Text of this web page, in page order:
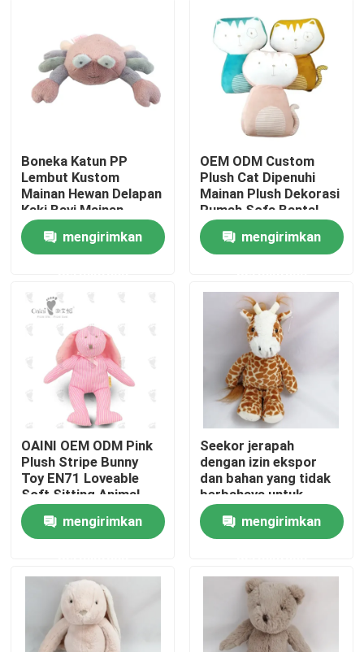
Rumah
Produk
Tentang kami
Tur Pabrik
Kontrol kualitas
Hubungi kami
Berita
Permintaan Penawaran
Mainan Mewah Lembut
Boneka Katun PP
Lembut Kustom
Mainan Hewan Delapan
Kaki Bayi Mainan
Hewan Kepiting Mewah
Multi Warnamengirimkan
OEM ODM Custom
Plush Cat Dipenuhi
Mainan Plush Dekorasi
Rumah Sofa Bantal
Popular Dipenuhi
Super Soft Animal
Mainan
mengirimkan
OAINI OEM ODM Pink
Plush Stripe Bunny
Toy EN71 Loveable
Soft Sitting Animal
Toy Huggable Soft
Rabbit Toymengirimkan
Seekor jerapah
dengan izin ekspor
dan bahan yang tidak
berbahaya untuk
dekorasi rumah
mengirimkan